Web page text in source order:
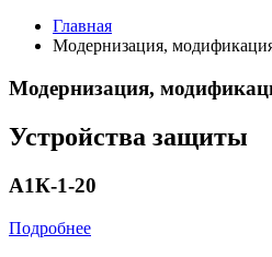
Главная
Модернизация,
Модернизация,
Устройства защиты
А1К-1-20
Подробнее